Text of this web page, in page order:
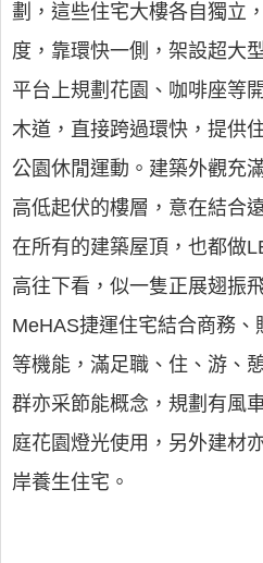
劃，這些住宅大樓各自獨立
度，靠環快一側，架設超大
平台上規劃花園、咖啡座等
木道，直接跨過環快，提供
公園休閒運動。建築外觀充
高低起伏的樓層，意在結合
在所有的建築屋頂，也都做
高往下看，似一隻正展翅振
MeHAS捷運住宅結合商務
等機能，滿足職、住、游、
群亦采節能概念，規劃有風
庭花園燈光使用，另外建材
岸養生住宅。